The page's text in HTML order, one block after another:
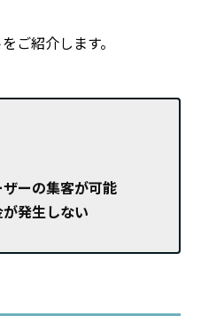
ご紹介します。
ーの集客が可能
発生しない